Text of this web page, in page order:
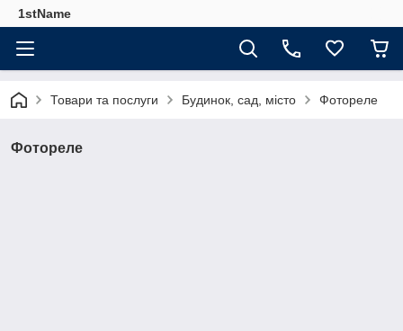
1stName
Товари та послуги Будинок, сад, місто Фотореле
Фотореле